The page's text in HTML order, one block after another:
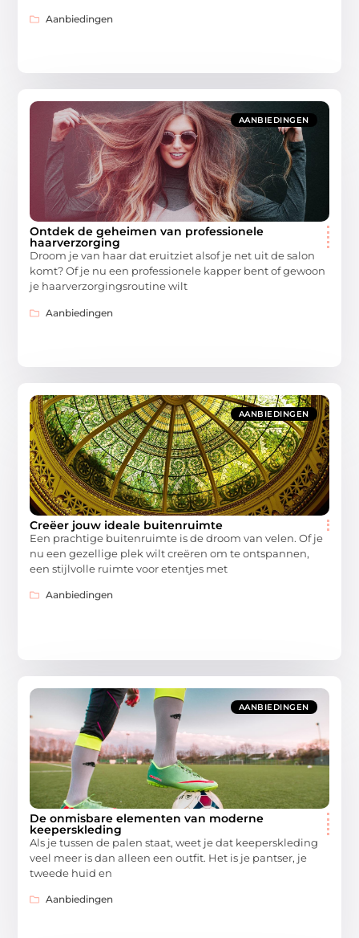
Aanbiedingen
AANBIEDINGEN
Ontdek de geheimen van professionele
haarverzorging
Droom je van haar dat eruitziet alsof je net uit de salon
komt? Of je nu een professionele kapper bent of gewoon
je haarverzorgingsroutine wilt
Aanbiedingen
AANBIEDINGEN
Creëer jouw ideale buitenruimte
Een prachtige buitenruimte is de droom van velen. Of je
nu een gezellige plek wilt creëren om te ontspannen,
een stijlvolle ruimte voor etentjes met
Aanbiedingen
AANBIEDINGEN
De onmisbare elementen van moderne
keeperskleding
Als je tussen de palen staat, weet je dat keeperskleding
veel meer is dan alleen een outfit. Het is je pantser, je
tweede huid en
Aanbiedingen